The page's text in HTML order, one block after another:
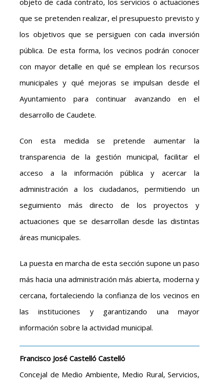
objeto de cada contrato, los servicios o actuaciones
que se pretenden realizar, el presupuesto previsto y
los objetivos que se persiguen con cada inversión
pública. De esta forma, los vecinos podrán conocer
con mayor detalle en qué se emplean los recursos
municipales y qué mejoras se impulsan desde el
Ayuntamiento para continuar avanzando en el
desarrollo de Caudete.
Con esta medida se pretende aumentar la
transparencia de la gestión municipal, facilitar el
acceso a la información pública y acercar la
administración a los ciudadanos, permitiendo un
seguimiento más directo de los proyectos y
actuaciones que se desarrollan desde las distintas
áreas municipales.
La puesta en marcha de esta sección supone un paso
más hacia una administración más abierta, moderna y
cercana, fortaleciendo la confianza de los vecinos en
las instituciones y garantizando una mayor
información sobre la actividad municipal.
Francisco José Castelló Castelló
Concejal de Medio Ambiente, Medio Rural, Servicios,